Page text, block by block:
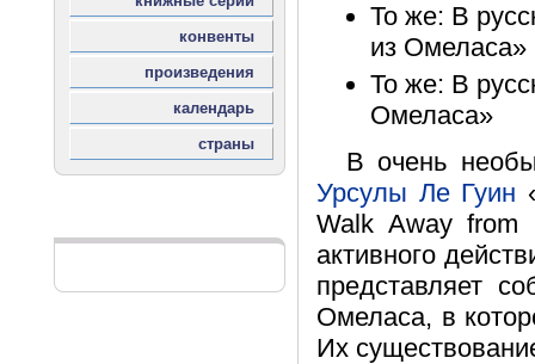
То же: В
из Омеласа»
То же: В
Омеласа»
В очень
Урсулы Ле Гуин
Walk Away from
активного
представляет
Омеласа, в
Их